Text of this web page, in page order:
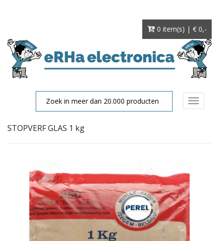
0 item(s) | € 0,-
Toggle
STOPVERF GLAS 1 kg